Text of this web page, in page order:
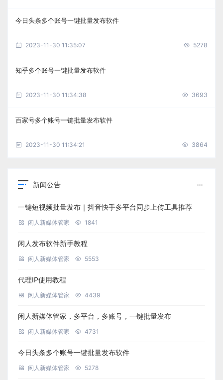
今日头条多个账号一键批量发布软件
2023-11-30 11:35:07 5278
知乎多个账号一键批量发布软件
2023-11-30 11:34:38 3693
百家号多个账号一键批量发布软件
2023-11-30 11:34:21 3864
新闻公告
一键短视频批量发布｜抖音快手多平台同步上传工具推荐
闲人新媒体管家 1841
闲人发布软件新手教程
闲人新媒体管家 5553
代理IP使用教程
闲人新媒体管家 4439
闲人新媒体管家，多平台，多账号，一键批量发布
闲人新媒体管家 4731
今日头条多个账号一键批量发布软件
闲人新媒体管家 5278